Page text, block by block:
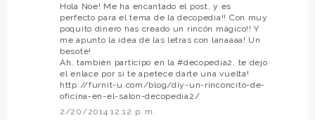
Hola Noe! Me ha encantado el post, y es
perfecto para el tema de la decopedia!! Con muy
poquito dinero has creado un rincón mágico!! Y
me apunto la idea de las letras con lanaaaa! Un
besote!
Ah, también participo en la #decopedia2, te dejo
el enlace por si te apetece darte una vuelta!
http://furnit-u.com/blog/diy-un-rinconcito-de-
oficina-en-el-salon-decopedia2/
2/20/2014 12:12 p. m.